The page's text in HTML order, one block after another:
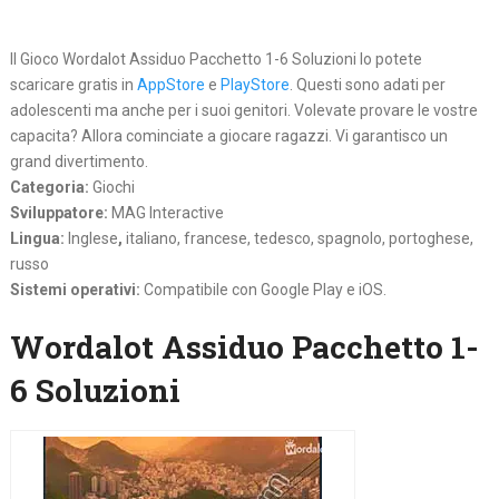
Il Gioco Wordalot Assiduo Pacchetto 1-6 Soluzioni lo potete
scaricare gratis in AppStore e PlayStore. Questi sono adati per
adolescenti ma anche per i suoi genitori. Volevate provare le vostre
capacita? Allora cominciate a giocare ragazzi. Vi garantisco un
grand divertimento.
Categoria: Giochi
Sviluppatore: MAG Interactive
Lingua: Inglese, italiano, francese, tedesco, spagnolo, portoghese,
russo
Sistemi operativi: Compatibile con Google Play e iOS.
Wordalot Assiduo Pacchetto 1-
6 Soluzioni